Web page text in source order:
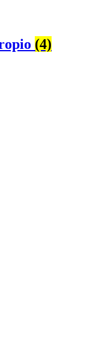
(4)